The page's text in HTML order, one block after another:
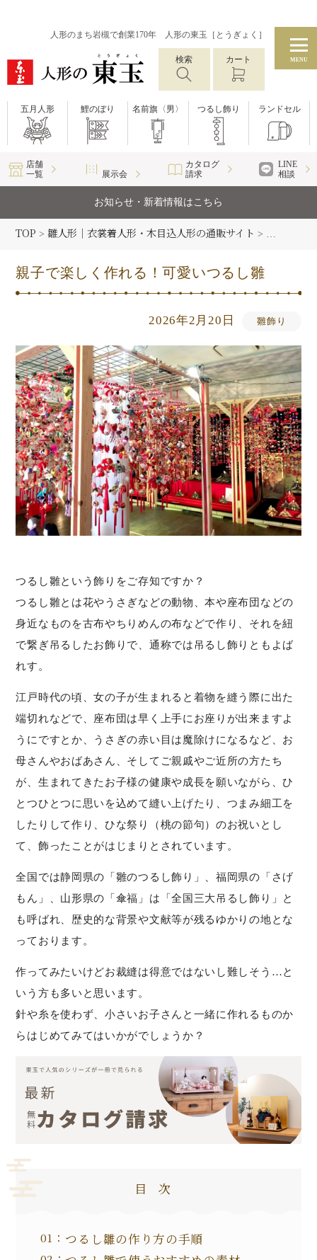
人形のまち岩槻で創業170年 人形の東玉［とうぎょく］
検索 カート MENU
五月人形 鯉のぼり 名前旗〈男〉 つるし飾り ランドセル
店舗
一覧
展示会
カタログ
請求
LINE
相談
お知らせ・新着情報はこちら
TOP >雛人形｜衣裳着人形・木目込人形の通販サイト > 雛人形コ
親子で楽しく作れる！可愛いつるし雛
2026年2月20日 雛飾り
つるし雛という飾りをご存知ですか？
つるし雛とは花やうさぎなどの動物、本や座布団などの
身近なものを古布やちりめんの布などで作り、それを紐
で繋ぎ吊るしたお飾りで、通称では吊るし飾りともよば
れす。
江戸時代の頃、女の子が生まれると着物を縫う際に出た
端切れなどで、座布団は早く上手にお座りが出来ますよ
うにですとか、うさぎの赤い目は魔除けになるなど、お
母さんやおばあさん、そしてご親戚やご近所の方たち
が、生まれてきたお子様の健康や成長を願いながら、ひ
とつひとつに思いを込めて縫い上げたり、つまみ細工を
したりして作り、ひな祭り（桃の節句）のお祝いとし
て、飾ったことがはじまりとされています。
全国では静岡県の「雛のつるし飾り」、福岡県の「さげ
もん」、山形県の「傘福」は「全国三大吊るし飾り」と
も呼ばれ、歴史的な背景や文献等が残るゆかりの地とな
っております。
作ってみたいけどお裁縫は得意ではないし難しそう…と
いう方も多いと思います。
針や糸を使わず、小さいお子さんと一緒に作れるものか
らはじめてみてはいかがでしょうか？
目次
つるし雛の作り方の手順